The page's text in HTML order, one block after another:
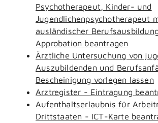
Psychotherapeut, Kinder- und
Jugendlichenpsychotherapeut
ausländischer
Approbation beantragen
Ärztliche Untersuchung von
Auszubildenden und
Bescheinigung vorlegen lassen
Arztregister - Eintragung
Aufenthaltserlaubnis für
Drittstaaten - ICT-Karte